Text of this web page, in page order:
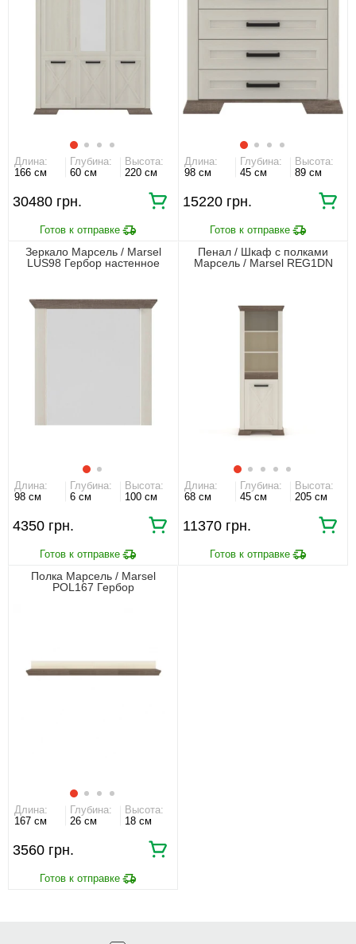
Длина:
166 см
Глубина:
60 см
Высота:
220 см
30480 грн.
Длина:
98 см
Глубина:
45 см
Высота:
89 см
15220 грн.
Зеркало Марсель / Marsel
LUS98 Гербор настенное
Длина:
98 см
Глубина:
6 см
Высота:
100 см
4350 грн.
Пенал / Шкаф с полками
Марсель / Marsel REG1DN
Длина:
68 см
Глубина:
45 см
Высота:
205 см
11370 грн.
Полка Марсель / Marsel
POL167 Гербор
Длина:
167 см
Глубина:
26 см
Высота:
18 см
3560 грн.